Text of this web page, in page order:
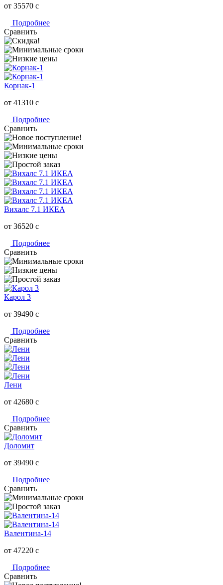
от 35570 c
Подробнее
Сравнить
Корнак-1
от 41310 c
Подробнее
Сравнить
Вихалс 7.1 ИКЕА
от 36520 c
Подробнее
Сравнить
Карол 3
от 39490 c
Подробнее
Сравнить
Лени
от 42680 c
Подробнее
Сравнить
Доломит
от 39490 c
Подробнее
Сравнить
Валентина-14
от 47220 c
Подробнее
Сравнить